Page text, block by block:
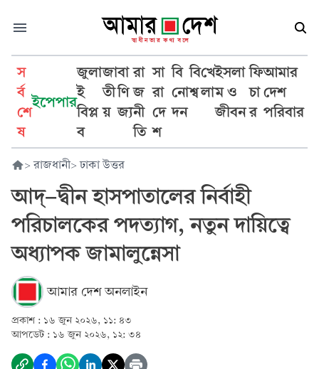
স
র্ব
শে
ষ
ইপেপার
জুলা
ই
বিপ্ল
ব
জা
তী
য়
বা
ণি
জ্য
রা
জ
নী
তি
সা
রা
দে
শ
বি
নো
দন
বি
শ্ব
খে
লা
ইসলা
ম ও
জীবন
ফি
চা
র
আমার
দেশ
পরিবার
> রাজধানী> ঢাকা উত্তর
আদ্‌-দ্বীন হাসপাতালের নির্বাহী
পরিচালকের পদত্যাগ, নতুন দায়িত্বে
অধ্যাপক জামালুন্নেসা
আমার দেশ অনলাইন
প্রকাশ : ১৬ জুন ২০২৬, ১১: ৪৩
আপডেট : ১৬ জুন ২০২৬, ১২: ৩৪